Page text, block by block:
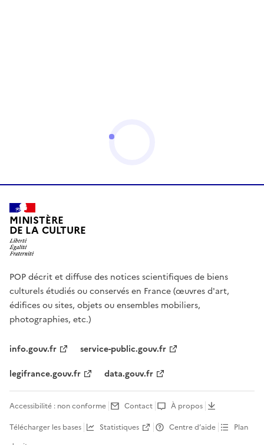
MINISTÈRE
DE LA CULTURE
POP décrit et diffuse des notices scientifiques de biens
culturels étudiés ou conservés en France (œuvres d'art,
édifices ou sites, objets ou ensembles mobiliers,
photographies, etc.)
info.gouv.fr
service-public.gouv.fr
legifrance.gouv.fr
data.gouv.fr
Accessibilité : non conforme Contact
À propos
Télécharger les bases
Statistiques Centre d’aide
Plan